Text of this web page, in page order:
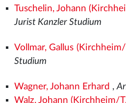
Tuschelin, Johann
Jurist Kanzler Studium
Vollmar, Gallus (Kirchheim/
Studium
Wagner, Johann Erhard ,
Walz, Johann (Kirchheim/